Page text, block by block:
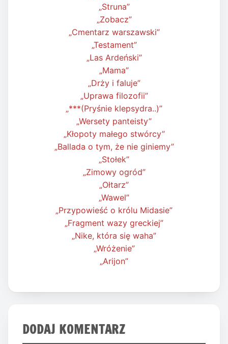
„Struna”
„Zobacz”
„Cmentarz warszawski”
„Testament”
„Las Ardeński”
„Mama”
„Drży i faluje”
„Uprawa filozofii”
„***(Pryśnie klepsydra..)”
„Wersety panteisty”
„Kłopoty małego stwórcy”
„Ballada o tym, że nie giniemy”
„Stołek”
„Zimowy ogród”
„Ołtarz”
„Wawel”
„Przypowieść o królu Midasie”
„Fragment wazy greckiej”
„Nike, która się waha”
„Wróżenie”
„Arijon”
DODAJ KOMENTARZ